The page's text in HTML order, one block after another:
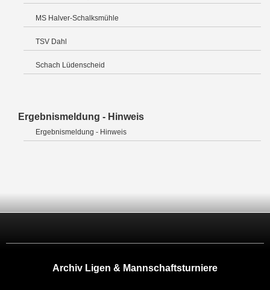
MS Halver-Schalksmühle
TSV Dahl
Schach Lüdenscheid
Ergebnismeldung - Hinweis
Ergebnismeldung - Hinweis
Archiv Ligen & Mannschaftsturniere